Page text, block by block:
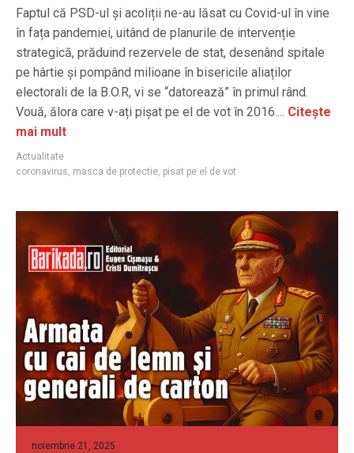
Faptul că PSD-ul și acoliții ne-au lăsat cu Covid-ul în vine
în fața pandemiei, uitând de planurile de intervenție
strategică, prăduind rezervele de stat, desenând spitale
pe hârtie și pompând milioane în bisericile aliaților
electorali de la B.O.R, vi se “datorează” în primul rând.
Vouă, ălora care v-ați pișat pe el de vot în 2016.... Citește
mai mult
Actualitate
coronavirus, masca de protectie, pisat pe el de vot
noiembrie 21, 2025